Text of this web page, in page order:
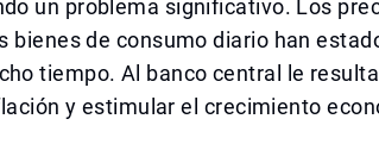
un problema significativo. Los
bienes de consumo diario han
tiempo. Al banco central le
y estimular el crecimiento